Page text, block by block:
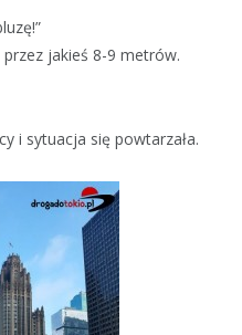
jakieś 8-9 metrów.
i sytuacja się powtarzała.